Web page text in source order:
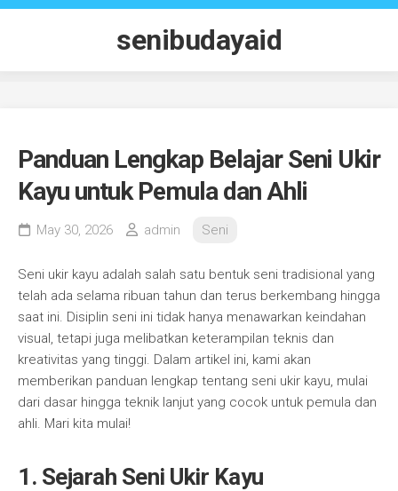
Skip
senibudayaid
Panduan Lengkap Belajar Seni Ukir
Kayu untuk Pemula dan Ahli
May 30, 2026 admin Seni
Seni ukir kayu adalah salah satu bentuk seni tradisional yang
telah ada selama ribuan tahun dan terus berkembang hingga
saat ini. Disiplin seni ini tidak hanya menawarkan keindahan
visual, tetapi juga melibatkan keterampilan teknis dan
kreativitas yang tinggi. Dalam artikel ini, kami akan
memberikan panduan lengkap tentang seni ukir kayu, mulai
dari dasar hingga teknik lanjut yang cocok untuk pemula dan
ahli. Mari kita mulai!
1. Sejarah Seni Ukir Kayu